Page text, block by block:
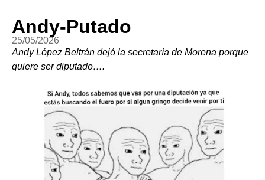
Andy-Putado
25/05/2026
Andy López Beltrán dejó la secretaría de Morena porque
quiere ser diputado….